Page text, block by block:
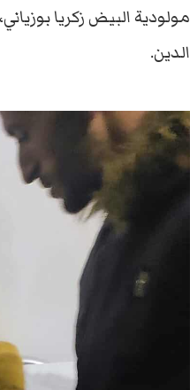
مولودية البيض زكريا
الدين.